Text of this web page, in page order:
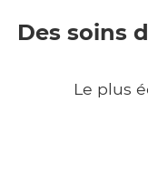
Des soins
Le plus